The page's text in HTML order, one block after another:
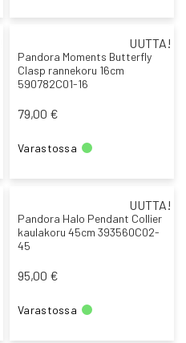
UUTTA!
Pandora Moments Butterfly
Clasp rannekoru 16cm
590782C01-16
79,00 €
Varastossa
UUTTA!
Pandora Halo Pendant Collier
kaulakoru 45cm 393560C02-
45
95,00 €
Varastossa